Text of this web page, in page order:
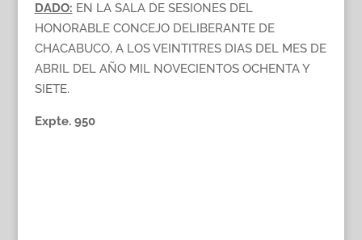
DADO: EN LA SALA DE SESIONES DEL
HONORABLE CONCEJO DELIBERANTE DE
CHACABUCO, A LOS VEINTITRES DIAS DEL MES DE
ABRIL DEL AÑO MIL NOVECIENTOS OCHENTA Y
SIETE.
Expte. 950